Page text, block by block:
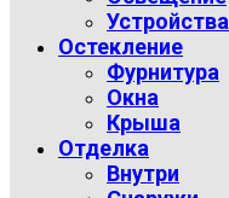
Устройства
Остекление
Фурнитура
Окна
Крыша
Отделка
Внутри